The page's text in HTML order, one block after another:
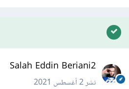
Salah Eddin Beriani2
نشر2 أغسطس 2021